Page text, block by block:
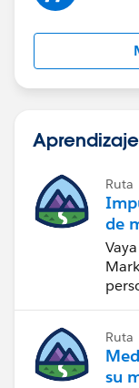
Ruta
de
Ruta
su